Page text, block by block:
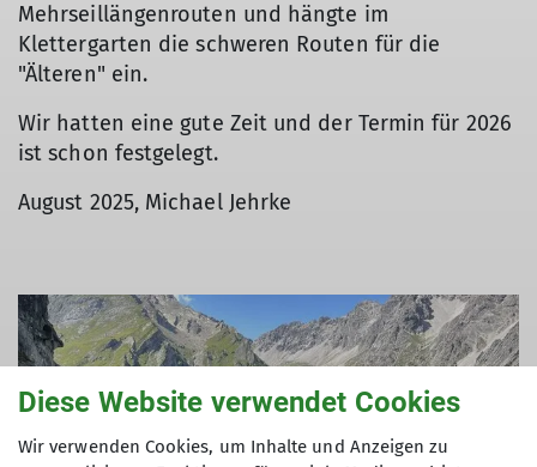
Mehrseillängenrouten und hängte im
Klettergarten die schweren Routen für die
"Älteren" ein.
Wir hatten eine gute Zeit und der Termin für 2026
ist schon festgelegt.
August 2025, Michael Jehrke
© DAV Offenbach
Diese Website verwendet Cookies
Wir verwenden Cookies, um Inhalte und Anzeigen zu